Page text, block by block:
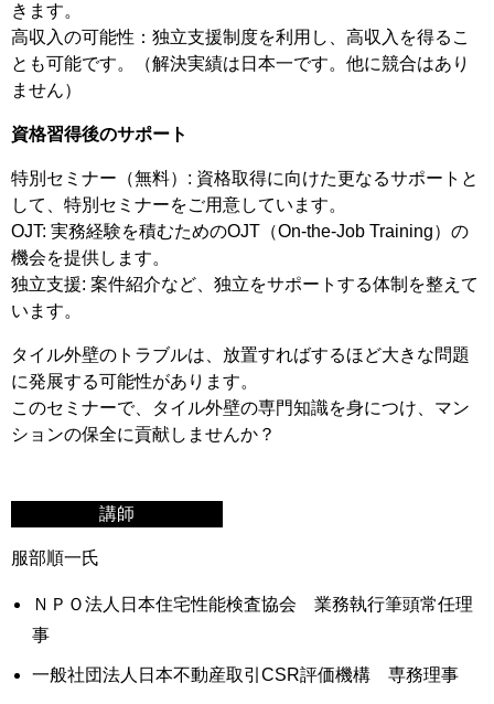
きます。
高収入の可能性：独立支援制度を利用し、高収入を得るこ
とも可能です。（解決実績は日本一です。他に競合はあり
ません）
資格習得後のサポート
特別セミナー（無料）: 資格取得に向けた更なるサポートと
して、特別セミナーをご用意しています。
OJT: 実務経験を積むためのOJT（On-the-Job Training）の
機会を提供します。
独立支援: 案件紹介など、独立をサポートする体制を整えて
います。
タイル外壁のトラブルは、放置すればするほど大きな問題
に発展する可能性があります。
このセミナーで、タイル外壁の専門知識を身につけ、マン
ションの保全に貢献しませんか？
講師
服部順一氏
ＮＰＯ法人日本住宅性能検査協会 業務執行筆頭常任理
事
一般社団法人日本不動産取引CSR評価機構 専務理事